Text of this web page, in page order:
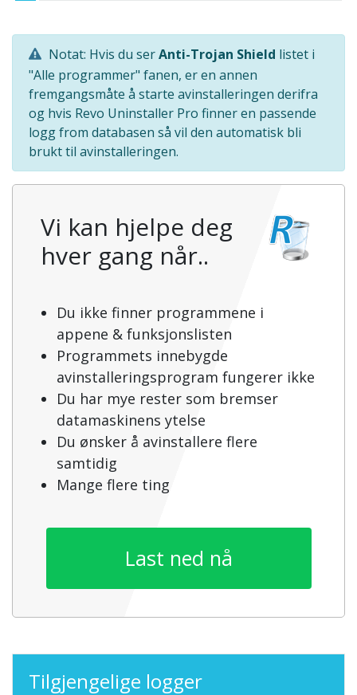
Notat: Hvis du serAnti-Trojan Shield listet i
"Alle programmer" fanen, er en annen
fremgangsmåte å starte avinstalleringen derifra
og hvis Revo Uninstaller Pro finner en passende
logg from databasen så vil den automatisk bli
brukt til avinstalleringen.
Vi kan hjelpe deg
hver gang når..
Du ikke finner programmene i
appene & funksjonslisten
Programmets innebygde
avinstalleringsprogram fungerer ikke
Du har mye rester som bremser
datamaskinens ytelse
Du ønsker å avinstallere flere
samtidig
Mange flere ting
Last ned nå
Tilgjengelige logger